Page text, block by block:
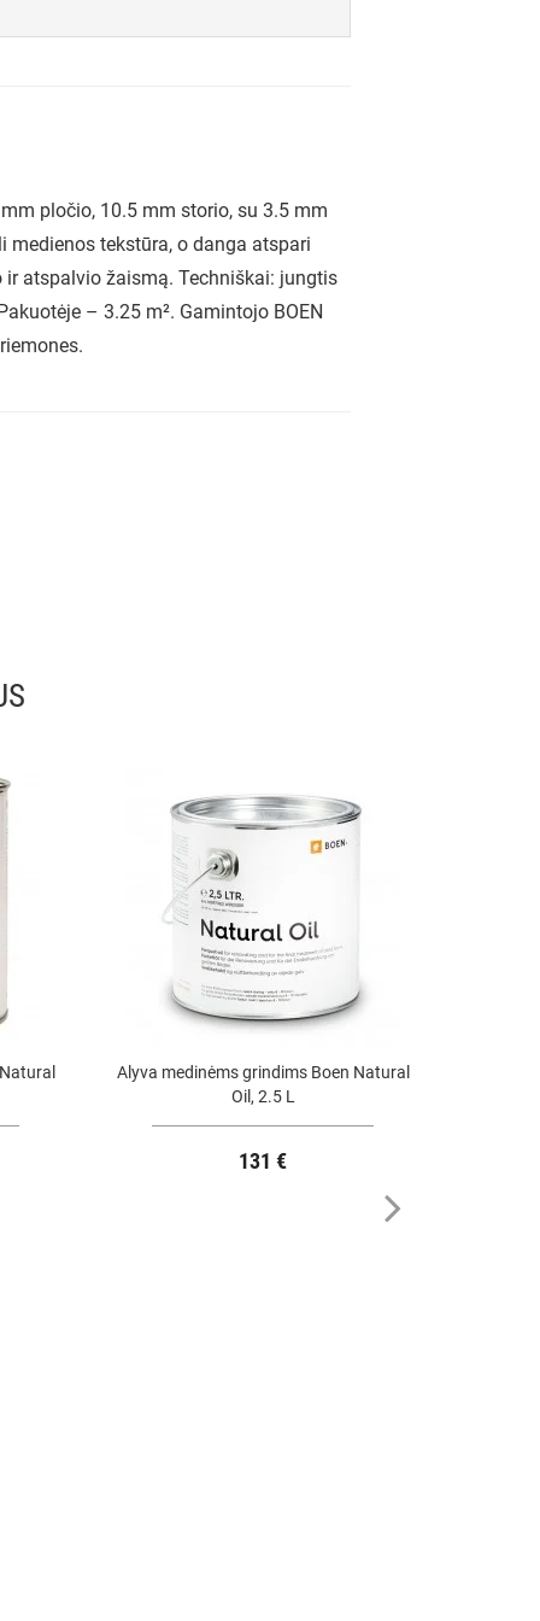
pločio, 10.5 mm storio, su 3.5 mm
tekstūra, o danga atspari
atspalvio žaismą. Techniškai: jungtis
– 3.25 m². Gamintojo BOEN
Alyva medinėms grindims Boen Natural
Oil, 2.5 L
131 €